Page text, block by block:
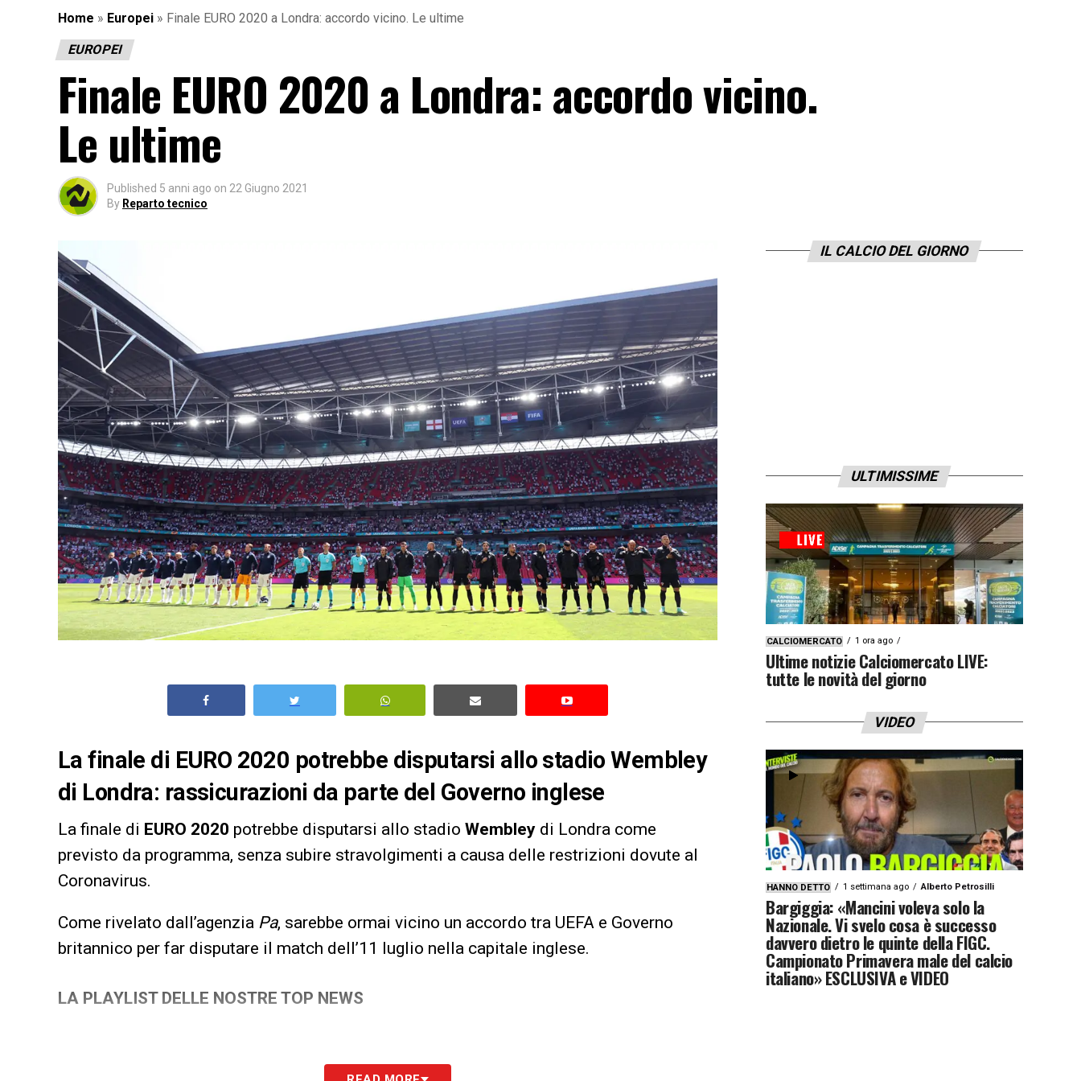
Home » Europei » Finale EURO 2020 a Londra: accordo vicino. Le ultime
EUROPEI
Finale EURO 2020 a Londra: accordo vicino.
Le ultime
Published 5 anni ago on 22 Giugno 2021
By Reparto tecnico
La finale di EURO 2020 potrebbe disputarsi allo stadio Wembley
di Londra: rassicurazioni da parte del Governo inglese
La finale di EURO 2020 potrebbe disputarsi allo stadio Wembley di Londra come
previsto da programma, senza subire stravolgimenti a causa delle restrizioni dovute al
Coronavirus.
Come rivelato dall’agenzia Pa, sarebbe ormai vicino un accordo tra UEFA e Governo
britannico per far disputare il match dell’11 luglio nella capitale inglese.
LA PLAYLIST DELLE NOSTRE TOP NEWS
IL CALCIO DEL GIORNO
ULTIMISSIME
CALCIOMERCATO 1 ora ago
Ultime notizie Calciomercato LIVE:
tutte le novità del giorno
VIDEO
HANNO DETTO 1 settimana ago Alberto Petrosilli
Bargiggia: «Mancini voleva solo la
Nazionale. Vi svelo cosa è successo
davvero dietro le quinte della FIGC.
Campionato Primavera male del calcio
italiano» ESCLUSIVA e VIDEO